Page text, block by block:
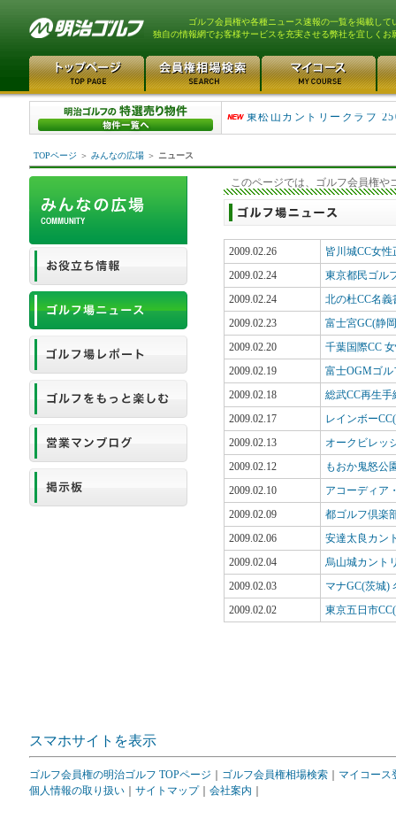
ゴルフ会員権や各種ニュース速報の一覧を掲載して
独自の情報網でお客様サービスを充実させる弊社を宜しくお
平塚富士見カントリーク
東松山カントリークラブ
TOPページ ＞ みんなの広場 ＞ ニュース
このページでは、ゴルフ会員権や
2009.02.26
皆川城CC女
2009.02.24
東京都民ゴル
2009.02.24
北の杜CC名義
2009.02.23
富士宮GC(静
2009.02.20
千葉国際CC
2009.02.19
富士OGMゴ
2009.02.18
総武CC再生手
2009.02.17
レインボー
2009.02.13
オークビレッ
2009.02.12
もおか鬼怒公
2009.02.10
アコーディア
2009.02.09
都ゴルフ倶楽
2009.02.06
安達太良カン
2009.02.04
烏山城カント
2009.02.03
マナGC(茨城)
2009.02.02
東京五日市
スマホサイトを表示
ゴルフ会員権の明治ゴルフ TOPページ ゴルフ会員権相場検索
マイコース
個人情報の取り扱い
サイトマップ｜ 会社案内